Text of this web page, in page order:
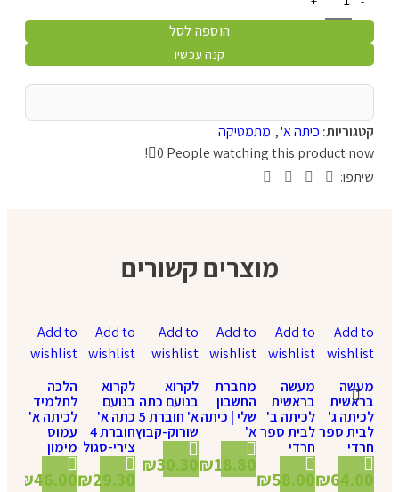
הוספה לסל
קנה עכשיו
קטגוריות: כיתה א', מתמטיקה
0 People watching this product now!
שיתפו:
מוצרים קשורים
Add to
wishlist
מעשה
בראשית
לכיתה ג'
לבית ספר
חרדי
₪64.00
Add to
wishlist
מעשה
בראשית
לכיתה ב'
לבית ספר
חרדי
₪58.00
Add to
wishlist
מחברת
החשבון
שלי | כיתה
א'
₪18.80
Add to
wishlist
לקרוא
בנועם כתה
א' חוברת 5
שורוק-קבוץ
₪30.30
Add to
wishlist
לקרוא
בנועם
כתה א'
חוברת 4
צירי-סגול
₪29.30
Add to
wishlist
הלכה
לתלמיד
לכיתה א' /
עמוס
מימון
₪46.00